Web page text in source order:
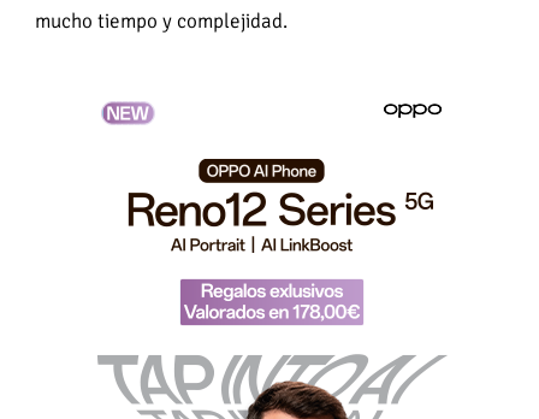
mucho tiempo y complejidad.